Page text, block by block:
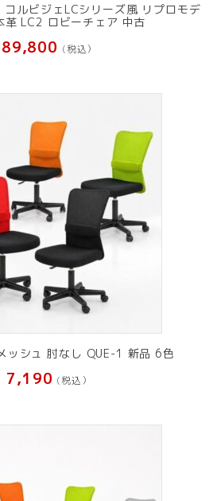
ルビジェLCシリーズ風 リプロモデ
革 LC2 ロビーチェア 中古
89,800 (税込）
ッシュ 肘なし QUE-1 新品 6色
7,190 (税込）